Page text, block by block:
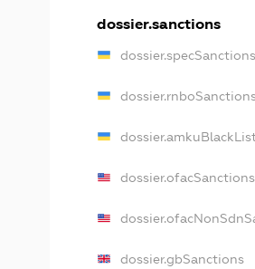
dossier.sanctions
dossier.specSanctions
dossier.ofacSanctions
dossier.gbSanctions